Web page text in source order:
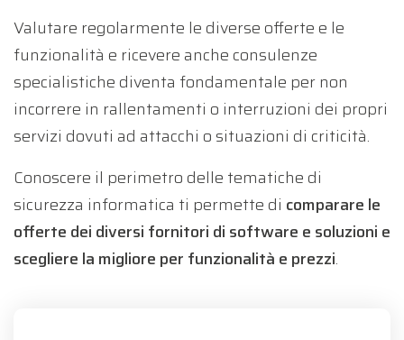
Valutare regolarmente le diverse offerte e le
funzionalità e ricevere anche consulenze
specialistiche diventa fondamentale per non
incorrere in rallentamenti o interruzioni dei propri
servizi dovuti ad attacchi o situazioni di criticità.
Conoscere il perimetro delle tematiche di
sicurezza informatica ti permette di comparare le
offerte dei diversi fornitori di software e soluzioni e
scegliere la migliore per funzionalità e prezzi.